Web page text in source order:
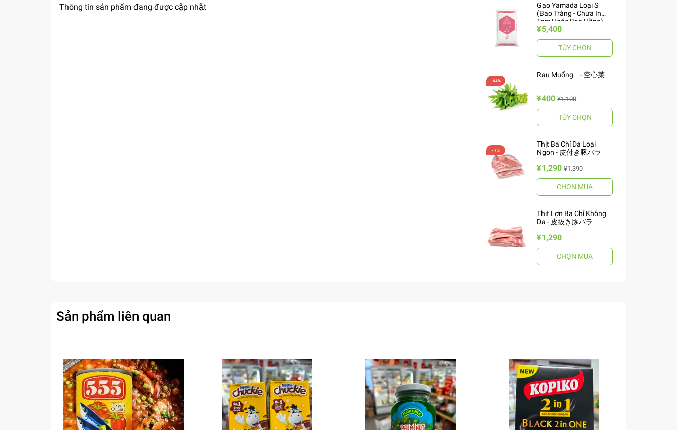
Thông tin sản phẩm đang được cập nhật
Gạo Yamada Loại S
(Bao Trắng - Chưa In
Tem Hoặc Bao Hồng)
10kg ヤマダお米 S
¥5,400
TÙY CHỌN
Rau Muống - 空心菜
¥400 ¥1,100
TÙY CHỌN
Thịt Ba Chỉ Da Loại
Ngon - 皮付き豚バラ
¥1,290 ¥1,390
CHỌN MUA
Thịt Lợn Ba Chỉ Không
Da - 皮抜き豚バラ
¥1,290
CHỌN MUA
Sản phẩm liên quan